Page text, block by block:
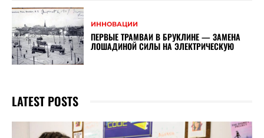
ИННОВАЦИИ
ПЕРВЫЕ ТРАМВАИ В БРУКЛИНЕ — ЗАМЕНА
ЛОШАДИНОЙ СИЛЫ НА ЭЛЕКТРИЧЕСКУЮ
LATEST POSTS